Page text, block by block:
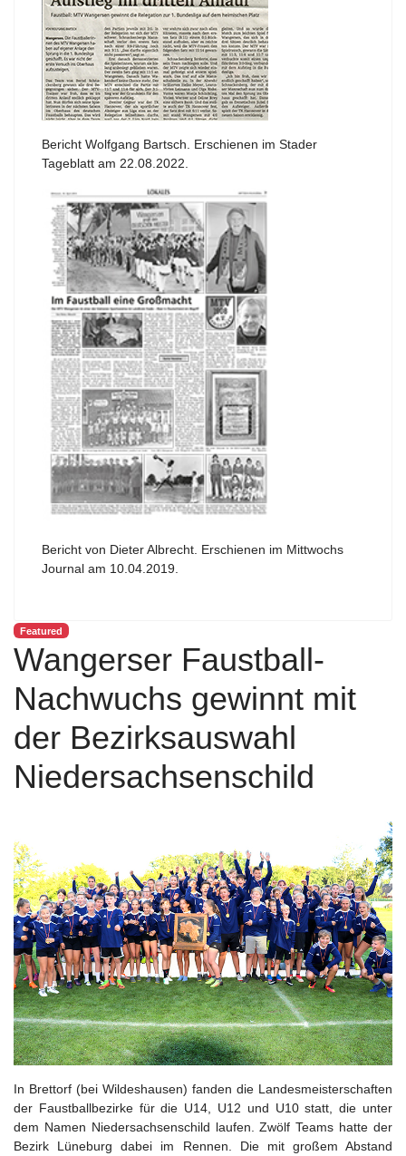
Bericht Wolfgang Bartsch. Erschienen im Stader
Tageblatt am 22.08.2022.
Bericht von Dieter Albrecht. Erschienen im Mittwochs
Journal am 10.04.2019.
Featured
Wangerser Faustball-
Nachwuchs gewinnt mit
der Bezirksauswahl
Niedersachsenschild
In Brettorf (bei Wildeshausen) fanden die Landesmeisterschaften
der Faustballbezirke für die U14, U12 und U10 statt, die unter
dem Namen Niedersachsenschild laufen. Zwölf Teams hatte der
Bezirk Lüneburg dabei im Rennen. Die mit großem Abstand